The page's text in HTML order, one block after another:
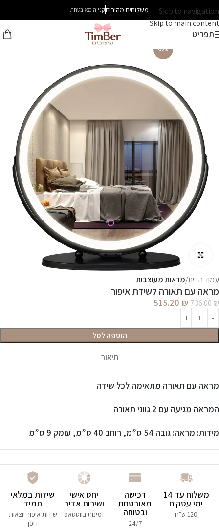
Skip to navigation
Skip to main content
משלוחים מהיריםקנייה מאובטחת
תפריט
עמוד הבית מראות מעוצבות
מראה עם תאורה לשידת איפור
736.00₪
515.20 ₪
הוספה לסל
תיאור
מראה עם תאורה מתאימה לכל שידה
המראה מגיעה עם 2 גווני תאורה
מידות: מראה: גובה 54 ס”מ, רוחב 40 ס”מ, עומק 9 ס”מ
-30%
לחץ להגדלה
משלוח עד 14
ימי עסקים
120 ש"ח
רכישה
מאובטחת
ובטוחה
24/7
יחס אישי
ושירות אדיב
זמינות בווטסאפ
שידות במלאי
תמיד
שידות איפור יוצאות
דופן